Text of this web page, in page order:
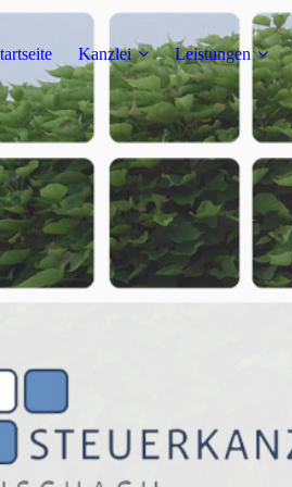
Kanzlei Leistungen